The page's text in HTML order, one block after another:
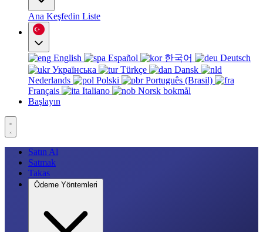
Ana Keşfedin Liste
English Español 한국어
Deutsch
Українська
Türkçe
Dansk
Nederlands
Polski
Português (Brasil)
Français
Italiano
Norsk bokmål
Başlayın
Satın Al
Satmak
Takas
Ödeme Yöntemleri